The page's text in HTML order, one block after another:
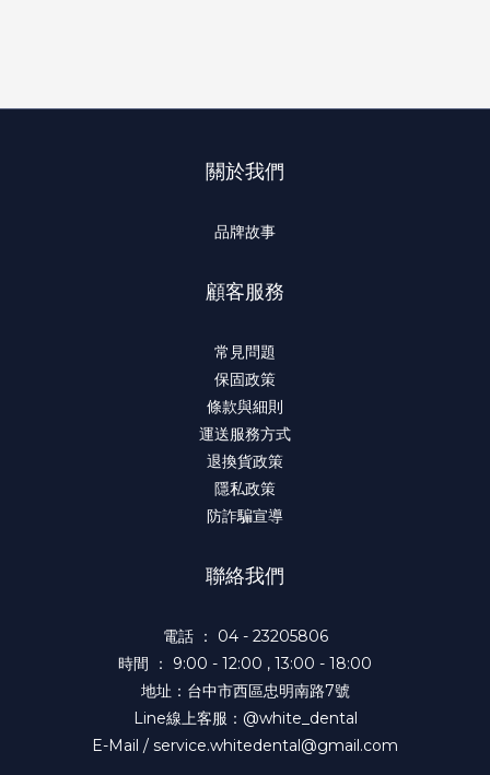
關於我們
品牌故事
顧客服務
常見問題
保固政策
條款與細則
運送服務方式
退換貨政策
隱私政策
防詐騙宣導
聯絡我們
電話 ： 04 - 23205806
時間 ： 9:00 - 12:00 , 13:00 - 18:00
地址：台中市西區忠明南路7號
Line線上客服：@white_dental
E-Mail / service.whitedental@gmail.com